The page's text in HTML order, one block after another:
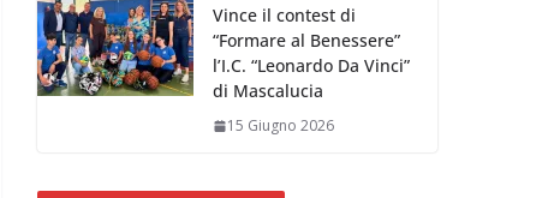
Vince il contest di
“Formare al Benessere”
l’I.C. “Leonardo Da Vinci”
di Mascalucia
15 Giugno 2026